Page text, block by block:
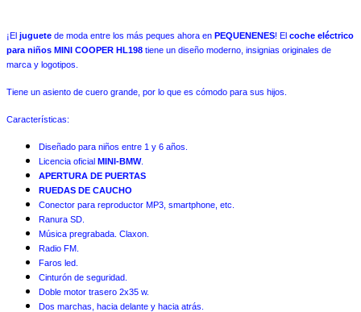
¡El juguete de moda entre los más peques ahora en PEQUENENES! El coche eléctrico
para niños MINI COOPER HL198 tiene un diseño moderno, insignias originales de
marca y logotipos.
Tiene un asiento de cuero grande, por lo que es cómodo para sus hijos.
Características:
Diseñado para niños entre 1 y 6 años.
Licencia oficial MINI-BMW.
APERTURA DE PUERTAS
RUEDAS DE CAUCHO
Conector para reproductor MP3, smartphone, etc.
Ranura SD.
Música pregrabada. Claxon.
Radio FM.
Faros led.
Cinturón de seguridad.
Doble motor trasero 2x35 w.
Dos marchas, hacia delante y hacia atrás.